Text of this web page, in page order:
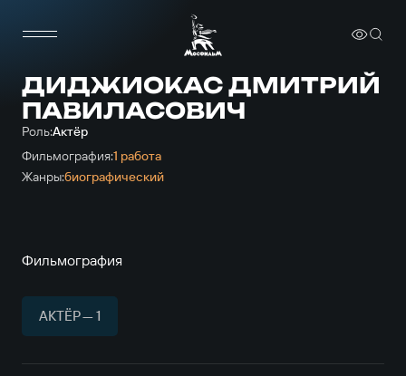
ДИДЖИОКАС ДМИТРИЙ
ПАВИЛАСОВИЧ
Роль:Актёр
Фильмография:1 работа
Жанры:биографический
Фильмография
АКТЁР — 1